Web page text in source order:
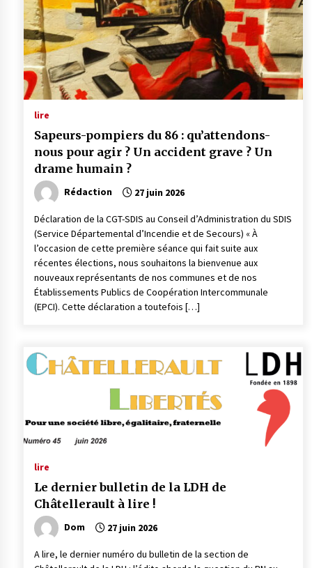
lire
Sapeurs-pompiers du 86 : qu’attendons-
nous pour agir ? Un accident grave ? Un
drame humain ?
Rédaction 27 juin 2026
Déclaration de la CGT-SDIS au Conseil d’Administration du SDIS
(Service Départemental d’Incendie et de Secours) « À
l’occasion de cette première séance qui fait suite aux
récentes élections, nous souhaitons la bienvenue aux
nouveaux représentants de nos communes et de nos
Établissements Publics de Coopération Intercommunale
(EPCI). Cette déclaration a toutefois […]
lire
Le dernier bulletin de la LDH de
Châtellerault à lire !
Dom 27 juin 2026
A lire, le dernier numéro du bulletin de la section de